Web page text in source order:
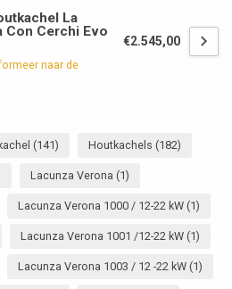
La
Con Cerchi Evo
naar de
€2.545,00
(141) Houtkachels (182)
Lacunza Verona (1)
Lacunza Verona 1000 / 12-22 kW (1)
Lacunza Verona 1001 /12-22 kW (1)
Lacunza Verona 1003 / 12 -22 kW (1)